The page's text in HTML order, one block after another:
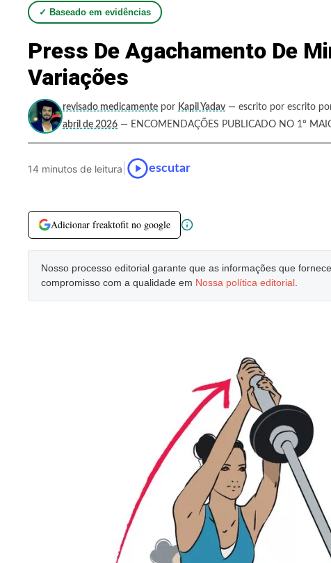
✓ Baseado em evidências
Press De Agachamento De
Variações
revisado medicamente por Kapil Yadav — escrito por escrito
abril de 2026 — ENCOMENDAÇÕES PUBLICADO NO 1º
14 minutos de leitura escutar
Adicionar freaktofit no google
Nosso processo editorial garante que as informações que
compromisso com a qualidade em Nossa política editorial